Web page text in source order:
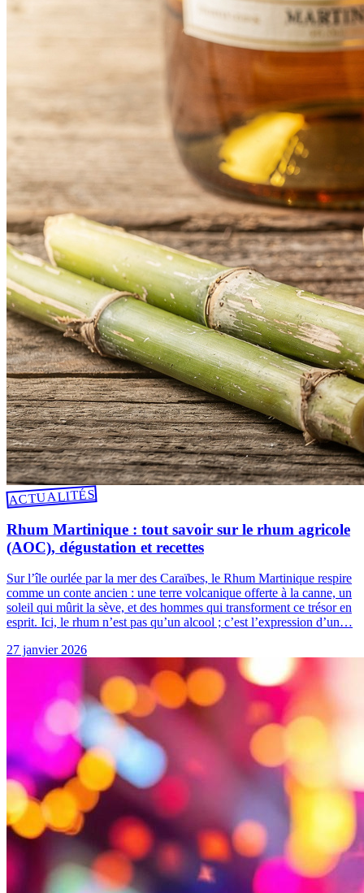
ACTUALITÉS
Rhum Martinique : tout savoir sur le rhum agricole
(AOC), dégustation et recettes
Sur l’île ourlée par la mer des Caraïbes, le Rhum Martinique respire
comme un conte ancien : une terre volcanique offerte à la canne, un
soleil qui mûrit la sève, et des hommes qui transforment ce trésor en
esprit. Ici, le rhum n’est pas qu’un alcool ; c’est l’expression d’un…
27 janvier 2026